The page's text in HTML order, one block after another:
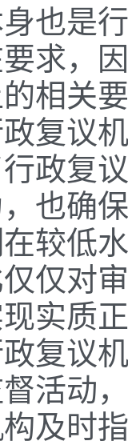
也是
求，
相关
议机
政复
也确
较低
仅对
实质
议机
活动
及时